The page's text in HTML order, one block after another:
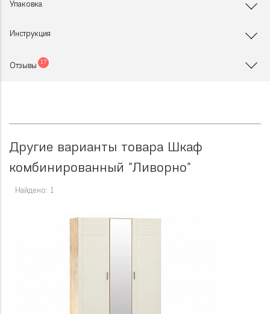
Упаковка
Инструкция
Отзывы 17
Другие варианты товара Шкаф
комбинированный "Ливорно"
Найдено: 1